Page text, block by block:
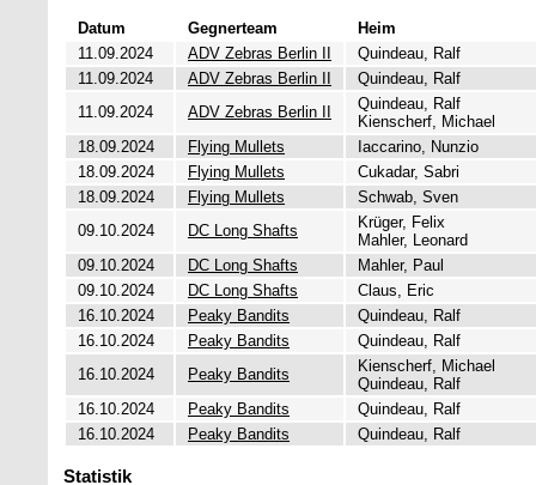
Datum Gegnerteam
Heim
11.09.2024
ADV Zebras Berlin II
Quindeau, Ralf
11.09.2024
ADV Zebras Berlin II
Quindeau, Ralf
11.09.2024
ADV Zebras Berlin II
Quindeau, Ralf
Kienscherf, Michael
18.09.2024
Flying Mullets
Iaccarino, Nunzio
18.09.2024
Flying Mullets
Cukadar, Sabri
18.09.2024
Flying Mullets
Schwab, Sven
09.10.2024
DC Long Shafts
Krüger, Felix
Mahler, Leonard
09.10.2024
DC Long Shafts
Mahler, Paul
09.10.2024
DC Long Shafts
Claus, Eric
16.10.2024
Peaky Bandits
Quindeau, Ralf
16.10.2024
Peaky Bandits
Quindeau, Ralf
16.10.2024
Peaky Bandits
Kienscherf, Michael
Quindeau, Ralf
16.10.2024
Peaky Bandits
Quindeau, Ralf
16.10.2024
Peaky Bandits Quindeau, Ralf
Statistik